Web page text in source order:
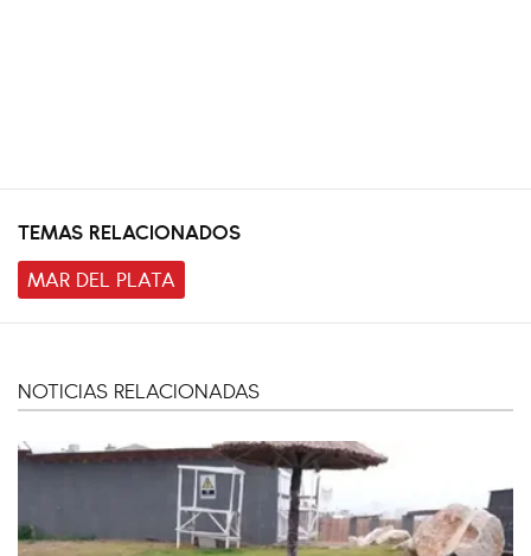
TEMAS RELACIONADOS
MAR DEL PLATA
NOTICIAS RELACIONADAS